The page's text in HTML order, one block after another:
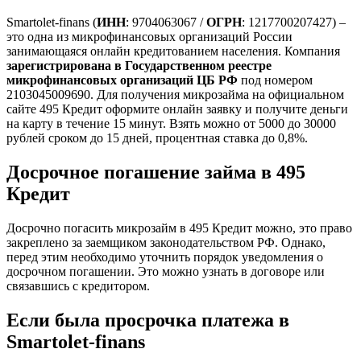
Smartolet-finans (ИНН: 9704063067 /ОГРН: 1217700207427) –
это одна из микрофинансовых организаций России
занимающаяся онлайн кредитованием населения. Компания
зарегистрирована в Государственном реестре
микрофинансовых организаций ЦБ РФ под номером
2103045009690. Для получения микрозайма на официальном
сайте 495 Кредит оформите онлайн заявку и получите деньги
на карту в течение 15 минут. Взять можно от 5000 до 30000
рублей сроком до 15 дней, процентная ставка до 0,8%.
Досрочное погашение займа в 495
Кредит
Досрочно погасить микрозайм в 495 Кредит можно, это право
закреплено за заемщиком законодательством РФ. Однако,
перед этим необходимо уточнить порядок уведомления о
досрочном погашении. Это можно узнать в договоре или
связавшись с кредитором.
Если была просрочка платежа в
Smartolet-finans